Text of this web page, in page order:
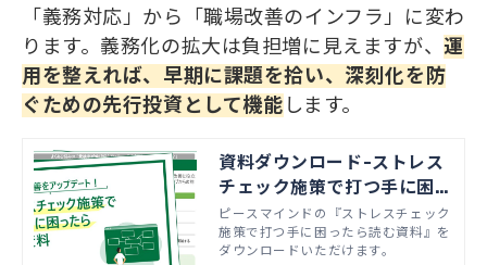
「義務対応」から「職場改善のインフラ」に変わ
ります。義務化の拡大は負担増に見えますが、 運
用を整えれば、早期に課題を拾い、深刻化を防
ぐための先行投資として機能 します。
資料ダウンロード-ストレス
チェック施策で打つ手に困っ
たら読む資料
ピースマインドの『ストレスチェック
施策で打つ手に困ったら読む資料』を
ダウンロードいただけます。